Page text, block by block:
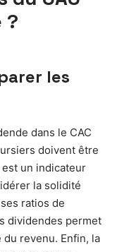
?
les
dans le CAC
doivent être
un indicateur
la solidité
ratios de
dividendes permet
du revenu. Enfin, la